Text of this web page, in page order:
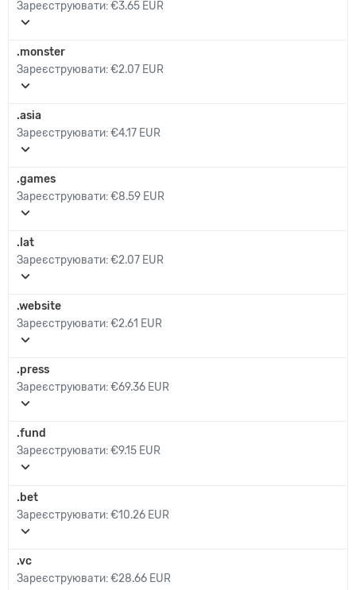
Зареєструювати:€3.65 EUR
expand_more
.monster
Зареєструювати:€2.07 EUR
expand_more
.asia
Зареєструювати:€4.17 EUR
expand_more
.games
Зареєструювати:€8.59 EUR
expand_more
.lat
Зареєструювати:€2.07 EUR
expand_more
.website
Зареєструювати:€2.61 EUR
expand_more
.press
Зареєструювати:€69.36 EUR
expand_more
.fund
Зареєструювати:€9.15 EUR
expand_more
.bet
Зареєструювати:€10.26 EUR
expand_more
.vc
Зареєструювати:€28.66 EUR